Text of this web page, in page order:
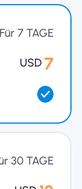
Für 7 TAGE
USD 7
30 TAGE